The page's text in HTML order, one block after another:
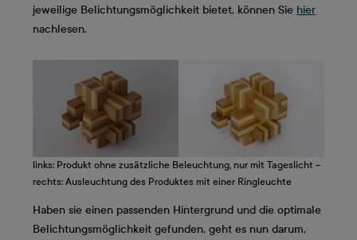
jeweilige Belichtungsmöglichkeit bietet, können Sie hier
nachlesen.
links: Produkt ohne zusätzliche Beleuchtung, nur mit Tageslicht –
rechts: Ausleuchtung des Produktes mit einer Ringleuchte
Haben sie einen passenden Hintergrund und die optimale
Belichtungsmöglichkeit gefunden, geht es nun darum,